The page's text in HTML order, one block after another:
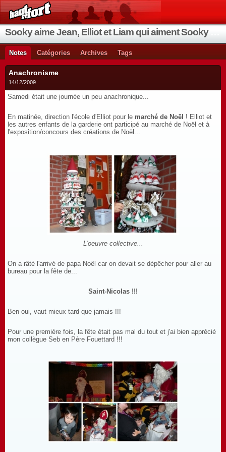
Notes Catégories Archives Tags
Anachronisme
14/12/2009
Samedi était une journée un peu anachronique...
En matinée, direction l'école d'Elliot pour le marché de Noël ! Elliot et
les autres enfants de la garderie ont participé au marché de Noël et à
l'exposition/concours des créations de Noël...
L'oeuvre collective...
On a râté l'arrivé de papa Noël car on devait se dépêcher pour aller au
bureau pour la fête de...
Saint-Nicolas !!!
Ben oui, vaut mieux tard que jamais !!!
Pour une première fois, la fête était pas mal du tout et j'ai bien apprécié
mon collègue Seb en Père Fouettard !!!